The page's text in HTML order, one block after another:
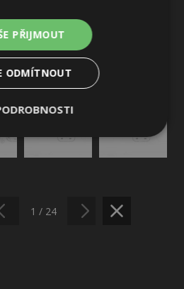
na Facebooku
na Pinterestu
1 / 24
PŘIJMOUT
ODMÍTNOUT
Výkonové
Soubory
Nezařazené